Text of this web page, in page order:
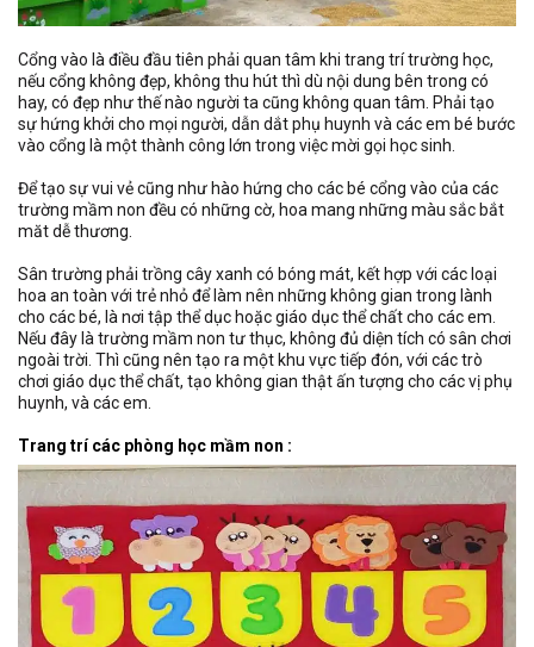
Cổng vào là điều đầu tiên phải quan tâm khi trang trí trường học,
nếu cổng không đẹp, không thu hút thì dù nội dung bên trong có
hay, có đẹp như thế nào người ta cũng không quan tâm. Phải tạo
sự hứng khởi cho mọi người, dẫn dắt phụ huynh và các em bé bước
vào cổng là một thành công lớn trong việc mời gọi học sinh.
Để tạo sự vui vẻ cũng như hào hứng cho các bé cổng vào của các
trường mầm non đều có những cờ, hoa mang những màu sắc bắt
măt dễ thương.
Sân trường phải trồng cây xanh có bóng mát, kết hợp với các loại
hoa an toàn với trẻ nhỏ để làm nên những không gian trong lành
cho các bé, là nơi tập thể dục hoặc giáo dục thể chất cho các em.
Nếu đây là trường mầm non tư thục, không đủ diện tích có sân chơi
ngoài trời. Thì cũng nên tạo ra một khu vực tiếp đón, với các trò
chơi giáo dục thể chất, tạo không gian thật ấn tượng cho các vị phụ
huynh, và các em.
Trang trí các phòng học mầm non :